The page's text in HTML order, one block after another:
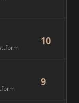
10
9